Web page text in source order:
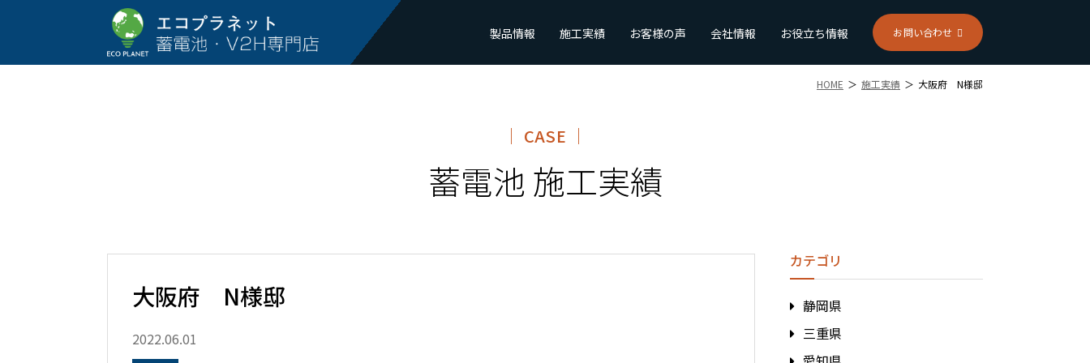
製品情報 施工実績 お客様の声 会社情報 お役立ち情報 お問い合わせ
HOME 施工実績 大阪府 N様邸
CASE
蓄電池 施工実績
大阪府 N様邸
2022.06.01
カテゴリ
静岡県
三重県